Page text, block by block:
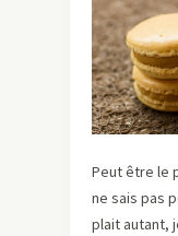
Peut être le
ne sais pas
plait autant,